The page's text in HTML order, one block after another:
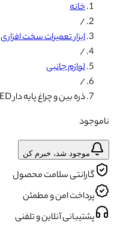
خانه
/
ابزار تعمیرات سخت افزاری
/
لوازم جانبی
/
ذره بین و چراغ پایه دار YAXUN 138A LED
ناموجود
موجود شد، خبرم کن
گارانتی سلامت محصول
پرداخت امن و مطمئن
پشتیبانی آنلاین و تلفنی